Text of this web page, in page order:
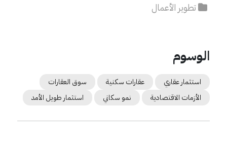
تطوير الأعمال
الوسوم
استثمار عقاري عقارات سكنية
سوق العقارات
الأزمات الاقتصادية
نمو سكاني استثمار طويل الأمد